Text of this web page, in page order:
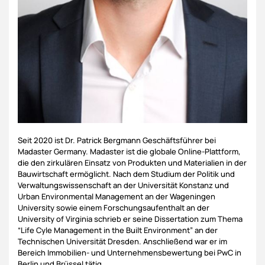
Seit 2020 ist Dr. Patrick Bergmann Geschäftsführer bei
Madaster Germany. Madaster ist die globale Online-Plattform,
die den zirkulären Einsatz von Produkten und Materialien in der
Bauwirtschaft ermöglicht. Nach dem Studium der Politik und
Verwaltungswissenschaft an der Universität Konstanz und
Urban Environmental Management an der Wageningen
University sowie einem Forschungsaufenthalt an der
University of Virginia schrieb er seine Dissertation zum Thema
“Life Cyle Management in the Built Environment” an der
Technischen Universität Dresden. Anschließend war er im
Bereich Immobilien- und Unternehmensbewertung bei PwC in